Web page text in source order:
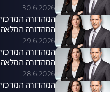
30.6.2026
המהדורה המלאה
29.6.2026
המהדורה המלאה
28.6.2026